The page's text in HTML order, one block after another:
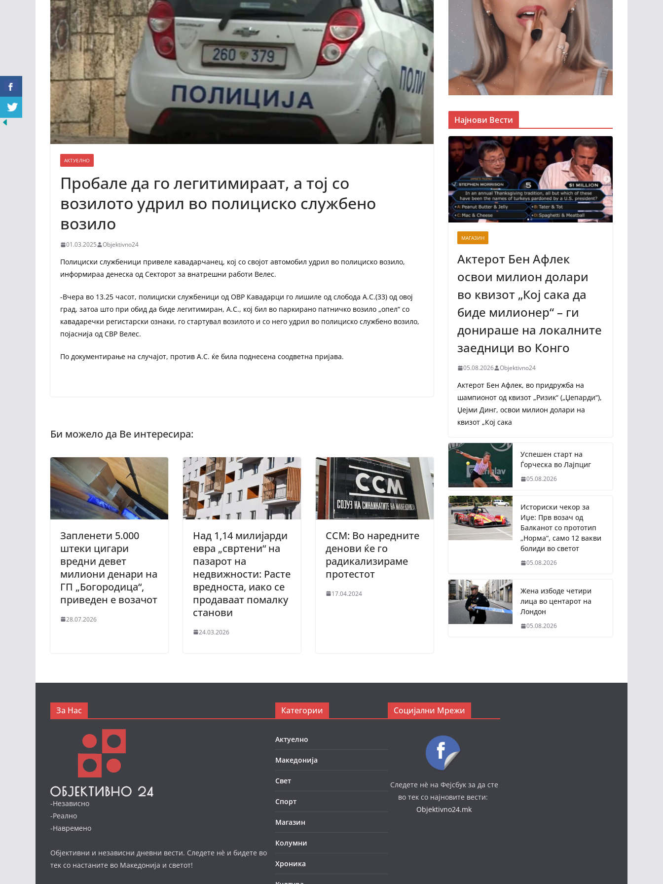
АКТУЕЛНО
Пробале да го легитимираат, а тој со
возилото удрил во полициско службено
возило
01.03.2025 Objektivno24
Полициски службеници привеле кавадарчанец, кој со својот автомобил удрил во полициско возило,
информираа денеска од Секторот за внатрешни работи Велес.
-Вчера во 13.25 часот, полициски службеници од ОВР Кавадарци го лишиле од слобода А.С.(33) од овој
град, затоа што при обид да биде легитимиран, А.С., кој бил во паркирано патничко возило „опел“ со
кавадаречки регистарски ознаки, го стартувал возилото и со него удрил во полициско службено возило,
појаснија од СВР Велес.
По документирање на случајот, против А.С. ќе била поднесена соодветна пријава.
Запленети 5.000
штеки цигари
вредни девет
милиони денари на
ГП „Богородица“,
приведен е возачот
28.07.2026
Над 1,14 милијарди
евра „свртени“ на
пазарот на
недвижности: Расте
вредноста, иако се
продаваат помалку
станови
24.03.2026
ССМ: Во наредните
денови ќе го
радикализираме
протестот
17.04.2024
Најнови Вести
МАГАЗИН
Актерот Бен Афлек
освои милион долари
во квизот „Кој сака да
биде милионер“ – ги
донираше на локалните
заедници во Конго
05.08.2026 Objektivno24
Актерот Бен Афлек, во придружба на
шампионот од квизот „Ризик“ („Џепарди“),
Џејми Динг, освои милион долари на
квизот „Кој сака
Успешен старт на
Ѓорческа во Лајпциг
05.08.2026
Историски чекор за
Иџе: Прв возач од
Балканот со прототип
„Норма“, само 12 вакви
болиди во светот
05.08.2026
Жена избоде четири
лица во центарот на
Лондон
05.08.2026
За Нас
-Независно
-Реално
-Навремено
Објективни и независни дневни вести. Следете нè и бидете во
тек со настаните во Македонија и светот!
Категории
Актуелно
Македонија
Свет
Спорт
Магазин
Колумни
Хроника
Социјални Мрежи
Следете нè на Фејсбук за да сте
во тек со најновите вести:
Objektivno24.mk